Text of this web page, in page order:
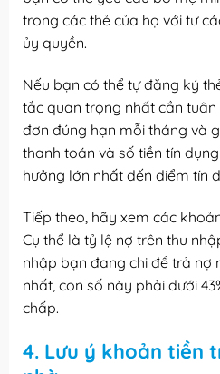
trong các thẻ của họ với tư
ủy quyền.
Nếu bạn có thể tự đăng ký
tắc quan trọng nhất cần
đơn đúng hạn mỗi tháng và
thanh toán và số tiền tín
hưởng lớn nhất đến điểm tín
Tiếp theo, hãy xem các
Cụ thể là tỷ lệ nợ trên thu
nhập bạn đang chi để trả nợ
nhất, con số này phải dưới
chấp.
4. Lưu ý khoản tiền